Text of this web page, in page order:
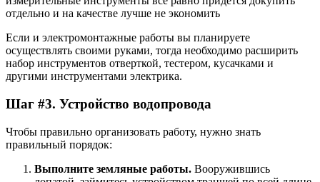
отдельно и на качестве лучше не экономить
Если и электромонтажные работы вы планируете
осуществлять своими руками, тогда необходимо расширить
набор инструментов отверткой, тестером, кусачками и
другими инструментами электрика.
Шаг #3. Устройство водопровода
Чтобы правильно организовать работу, нужно знать
правильный порядок:
Выполните земляные работы. Вооружившись